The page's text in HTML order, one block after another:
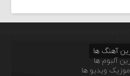
آهنگ ها
آلبوم ها
ویدیو ها